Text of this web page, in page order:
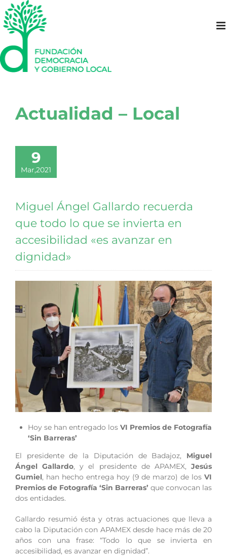
Saltar
al
contenido
Actualidad – Local
9
Mar,2021
Miguel Ángel Gallardo recuerda
que todo lo que se invierta en
accesibilidad «es avanzar en
dignidad»
Hoy se han entregado los VI Premios de Fotografía
‘Sin Barreras’
El presidente de la Diputación de Badajoz, Miguel
Ángel Gallardo, y el presidente de APAMEX,Jesús
Gumiel, han hecho entrega hoy (9 de marzo) de los VI
Premios de Fotografía ‘Sin Barreras’ que convocan las
dos entidades.
Gallardo resumió ésta y otras actuaciones que lleva a
cabo la Diputación con APAMEX desde hace más de 20
años con una frase: “Todo lo que se invierta en
accesibilidad, es avanzar en dignidad”.